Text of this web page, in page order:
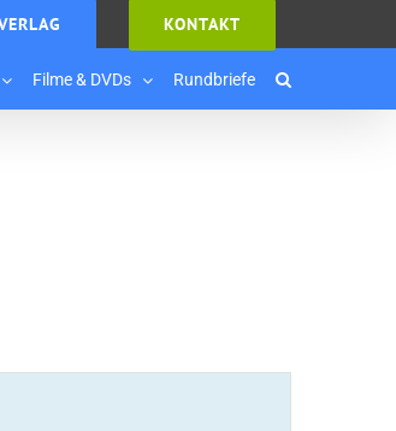
KONTAKT
Filme & DVDs Rundbriefe